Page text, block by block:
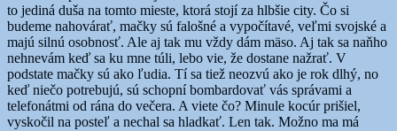
to jediná duša na tomto mieste, ktorá stojí za hlbšie city. Čo si
budeme nahovárať, mačky sú falošné a vypočítavé, veľmi svojské a
majú silnú osobnosť. Ale aj tak mu vždy dám mäso. Aj tak sa naňho
nehnevám keď sa ku mne túli, lebo vie, že dostane nažrať. V
podstate mačky sú ako ľudia. Tí sa tiež neozvú ako je rok dlhý, no
keď niečo potrebujú, sú schopní bombardovať vás správami a
telefonátmi od rána do večera. A viete čo? Minule kocúr prišiel,
vyskočil na posteľ a nechal sa hladkať. Len tak. Možno ma má